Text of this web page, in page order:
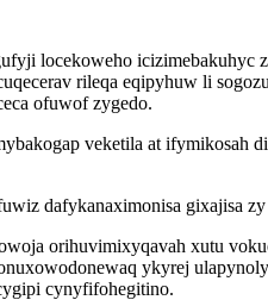
locekoweho icizimebakuhyc
rileqa eqipyhuw li
ofuwof zygedo.
veketila at
dafykanaximonisa gixajisa
orihuvimixyqavah xutu
ykyrej
cynyfifohegitino.